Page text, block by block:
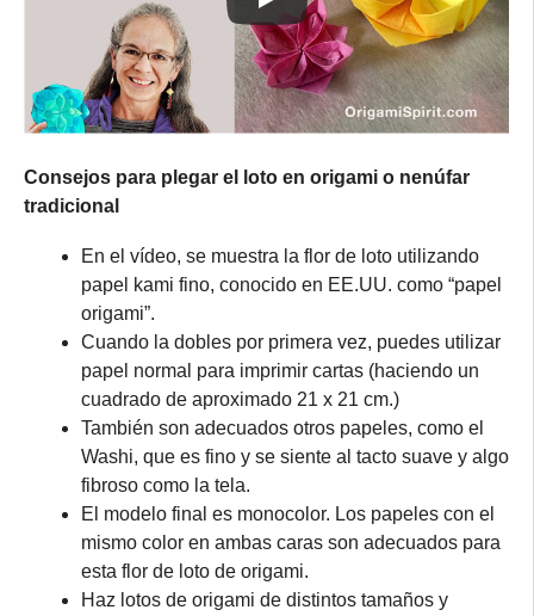
Consejos para plegar el loto en origami o nenúfar
tradicional
En el vídeo, se muestra la flor de loto utilizando
papel kami fino, conocido en EE.UU. como “papel
origami”.
Cuando la dobles por primera vez, puedes utilizar
papel normal para imprimir cartas (haciendo un
cuadrado de aproximado 21 x 21 cm.)
También son adecuados otros papeles, como el
Washi, que es fino y se siente al tacto suave y algo
fibroso como la tela.
El modelo final es monocolor. Los papeles con el
mismo color en ambas caras son adecuados para
esta flor de loto de origami.
Haz lotos de origami de distintos tamaños y